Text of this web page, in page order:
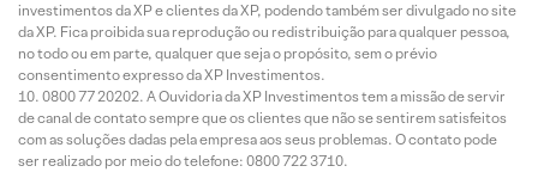
investimentos da XP e clientes da XP, podendo também ser divulgado no site
da XP. Fica proibida sua reprodução ou redistribuição para qualquer pessoa,
no todo ou em parte, qualquer que seja o propósito, sem o prévio
consentimento expresso da XP Investimentos.
0800 77 20202. A Ouvidoria da XP Investimentos tem a missão de servir
de canal de contato sempre que os clientes que não se sentirem satisfeitos
com as soluções dadas pela empresa aos seus problemas. O contato pode
ser realizado por meio do telefone: 0800 722 3710.